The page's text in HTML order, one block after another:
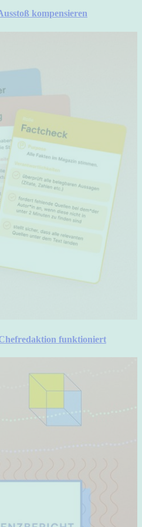
kompensieren
funktioniert